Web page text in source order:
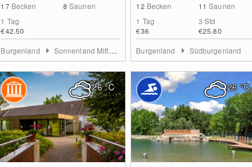
17 Becken 8 Saunen
1 Tag
€42.50
Burgenland Sonnenland Mittelburgenland
12 Becken 11 Saunen
1 Tag
€36
3 Std
€25.80
Burgenland Südburgenland
26°C 26°C